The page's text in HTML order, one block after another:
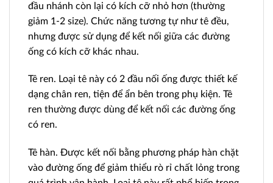
đầu nhánh còn lại có kích cỡ nhỏ hơn (thường
giảm 1-2 size). Chức năng tương tự như tê đều,
nhưng được sử dụng để kết nối giữa các đường
ống có kích cỡ khác nhau.
Tê ren. Loại tê này có 2 đầu nối ống được thiết kế
dạng chân ren, tiện để ẩn bên trong phụ kiện. Tê
ren thường được dùng để kết nối các đường ống
có ren.
Tê hàn. Được kết nối bằng phương pháp hàn chặt
vào đường ống để giảm thiểu rò rỉ chất lỏng trong